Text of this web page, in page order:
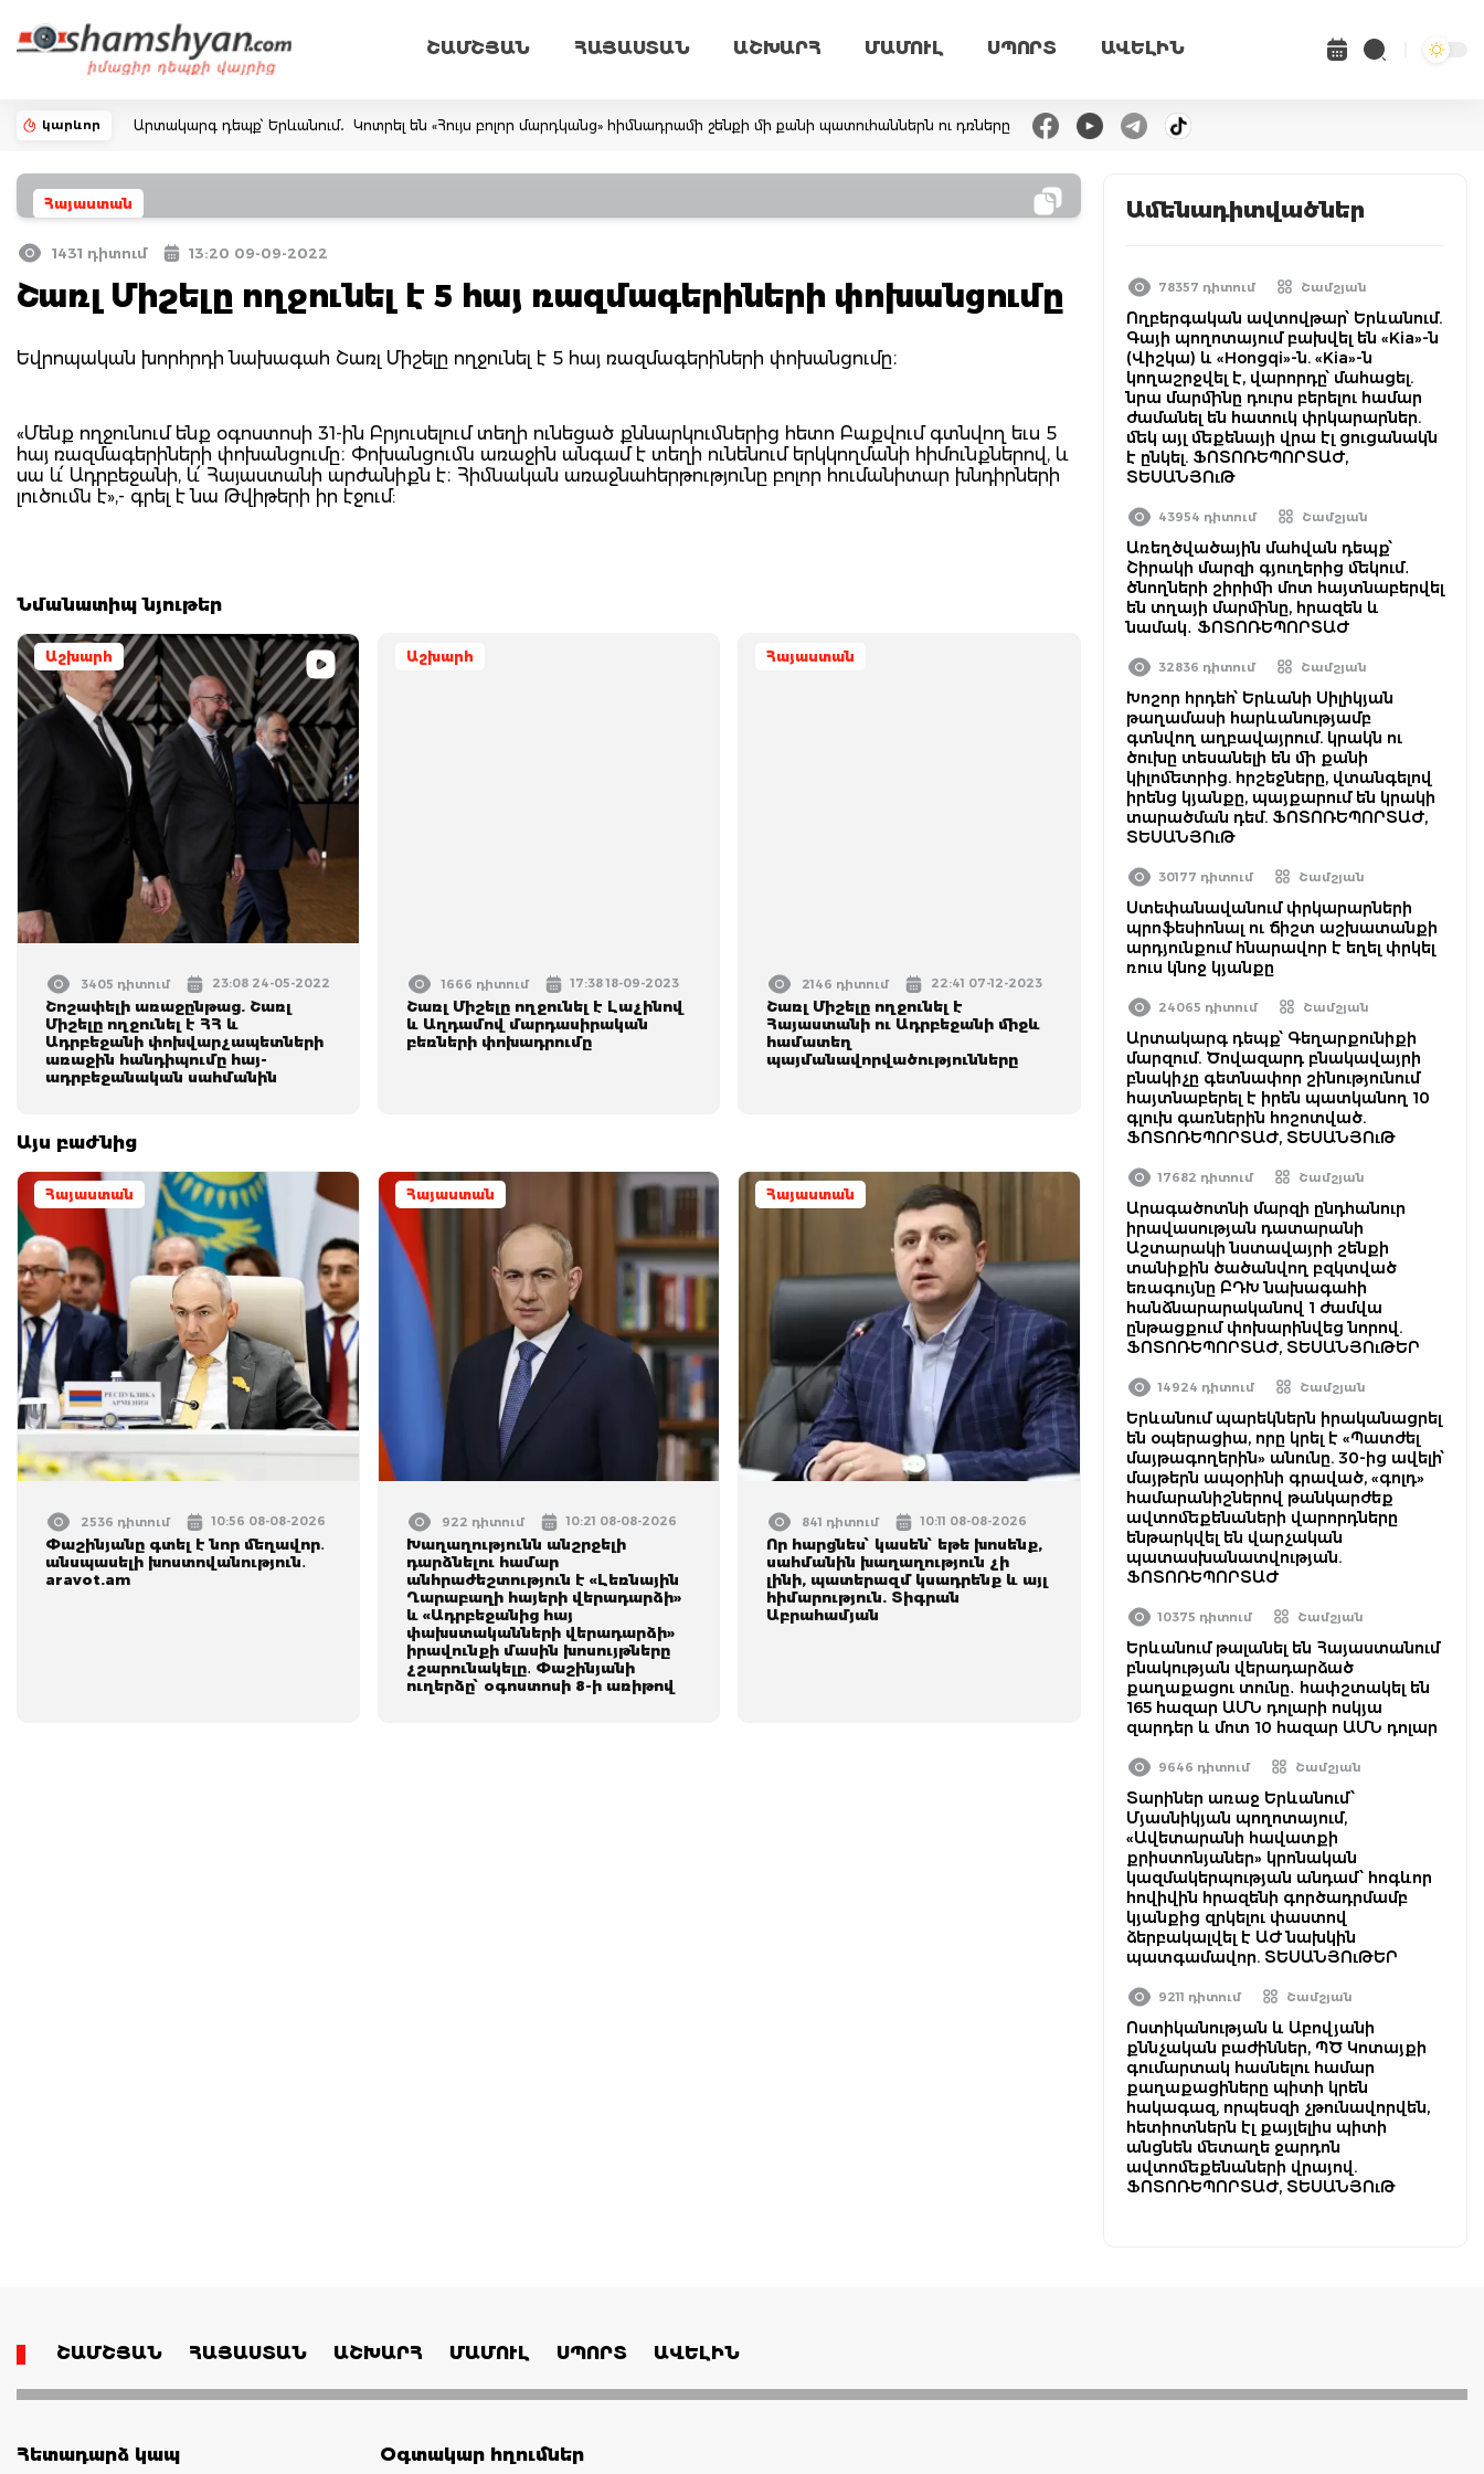
ՇԱՄՇՅԱՆ ՀԱՅԱՍՏԱՆ ԱՇԽԱՐՀ ՄԱՄՈՒԼ ՍՊՈՐՏ ԱՎԵԼԻՆ
կարևոր Արտակարգ դեպք՝ Երևանում․ Կոտրել են «Հույս բոլոր մարդկանց» հիմնադրամի շենքի մի քանի պատուհաններն ու դռները
Հայաստան
1431 դիտում 13:20 09-09-2022
Շառլ Միշելը ողջունել է 5 հայ ռազմագերիների փոխանցումը
Եվրոպական խորհրդի նախագահ Շառլ Միշելը ողջունել է 5 հայ ռազմագերիների փոխանցումը։
«Մենք ողջունում ենք օգոստոսի 31-ին Բրյուսելում տեղի ունեցած քննարկումներից հետո Բաքվում գտնվող եւս 5
հայ ռազմագերիների փոխանցումը։ Փոխանցումն առաջին անգամ է տեղի ունենում երկկողմանի հիմունքներով, և
սա և՛ Ադրբեջանի, և՛ Հայաստանի արժանիքն է։ Հիմնական առաջնահերթությունը բոլոր հումանիտար խնդիրների
լուծումն է»,- գրել է նա Թվիթերի իր էջում:
Նմանատիպ նյութեր
Աշխարհ
3405 դիտում 23:08 24-05-2022
Շոշափելի առաջընթաց. Շառլ
Միշելը ողջունել է ՀՀ և
Ադրբեջանի փոխվարչապետների
առաջին հանդիպումը հայ-
ադրբեջանական սահմանին
Աշխարհ
1666 դիտում 17:38 18-09-2023
Շառլ Միշելը ողջունել է Լաչինով
և Աղդամով մարդասիրական
բեռների փոխադրումը
Հայաստան
2146 դիտում 22:41 07-12-2023
Շառլ Միշելը ողջունել է
Հայաստանի ու Ադրբեջանի միջև
համատեղ
պայմանավորվածությունները
Այս բաժնից
Հայաստան
2536 դիտում 10:56 08-08-2026
Փաշինյանը գտել է նոր մեղավոր․
անսպասելի խոստովանություն․
aravot.am
Հայաստան
922 դիտում 10:21 08-08-2026
Խաղաղությունն անշրջելի
դարձնելու համար
անհրաժեշտություն է «Լեռնային
Ղարաբաղի հայերի վերադարձի»
և «Ադրբեջանից հայ
փախuտականների վերադարձի»
իրավունքի մասին խոսույթները
չշարունակելը․ Փաշինյանի
ուղերձը՝ օգոստոսի 8-ի առիթով
Հայաստան
841 դիտում 10:11 08-08-2026
Որ հարցնես՝ կասեն՝ եթե խոսենք,
սահմանին խաղաղություն չի
լինի, պատերազմ կuադրենք և այլ
հիմարnւթյուն. Տիգրան
Աբրահամյան
Ամենադիտվածներ
78357 դիտում Շամշյան
Ողբերգական ավտովթար՝ Երևանում.
Գայի պողոտայում բախվել են «Kia»-ն
(Վիշկա) և «Hongqi»-ն. «Kia»-ն
կողաշրջվել է, վարորդը՝ մահացել.
նրա մարմինը դուրս բերելու համար
ժամանել են հատուկ փրկարարներ.
մեկ այլ մեքենայի վրա էլ ցուցանակն
է ընկել. ՖՈՏՈՌԵՊՈՐՏԱԺ,
ՏԵՍԱՆՅՈւԹ
43954 դիտում Շամշյան
Առեղծվածային մահվան դեպք՝
Շիրակի մարզի գյուղերից մեկում․
ծնողների շիրիմի մոտ հայտնաբերվել
են տղայի մարմինը, հրազեն և
նամակ․ ՖՈՏՈՌԵՊՈՐՏԱԺ
32836 դիտում Շամշյան
Խոշոր հրդեհ՝ Երևանի Սիլիկյան
թաղամասի հարևանությամբ
գտնվող աղբավայրում. կրակն ու
ծուխը տեսանելի են մի քանի
կիլոմետրից. հրշեջները, վտանգելով
իրենց կյանքը, պայքարում են կրակի
տարածման դեմ. ՖՈՏՈՌԵՊՈՐՏԱԺ,
ՏԵՍԱՆՅՈւԹ
30177 դիտում Շամշյան
Ստեփանավանում փրկարարների
պրոֆեսիոնալ ու ճիշտ աշխատանքի
արդյունքում հնարավոր է եղել փրկել
ռուս կնոջ կյանքը
24065 դիտում Շամշյան
Արտակարգ դեպք՝ Գեղարքունիքի
մարզում. Ծովազարդ բնակավայրի
բնակիչը գետնափոր շինությունում
հայտնաբերել է իրեն պատկանող 10
գլուխ գառներին հոշոտված.
ՖՈՏՈՌԵՊՈՐՏԱԺ, ՏԵՍԱՆՅՈւԹ
17682 դիտում Շամշյան
Արագածոտնի մարզի ընդհանուր
իրավասության դատարանի
Աշտարակի նստավայրի շենքի
տանիքին ծածանվող բզկտված
եռագույնը ԲԴԽ նախագահի
հանձնարարականով 1 ժամվա
ընթացքում փոխարինվեց նորով.
ՖՈՏՈՌԵՊՈՐՏԱԺ, ՏԵՍԱՆՅՈւԹԵՐ
14924 դիտում Շամշյան
Երևանում պարեկներն իրականացրել
են օպերացիա, որը կրել է «Պատժել
մայթագողերին» անունը. 30-ից ավելի՝
մայթերն ապօրինի գրաված, «գոլդ»
համարանիշներով թանկարժեք
ավտոմեքենաների վարորդները
ենթարկվել են վարչական
պատասխանատվության.
ՖՈՏՈՌԵՊՈՐՏԱԺ
10375 դիտում Շամշյան
Երևանում թալանել են Հայաստանում
բնակության վերադարձած
քաղաքացու տունը․ հափշտակել են
165 հազար ԱՄՆ դոլարի ոսկյա
զարդեր և մոտ 10 հազար ԱՄՆ դոլար
9646 դիտում Շամշյան
Տարիներ առաջ Երևանում՝
Մյասնիկյան պողոտայում,
«Ավետարանի հավատքի
քրիստոնյաներ» կրոնական
կազմակերպության անդամ՝ հոգևոր
հովիվին հրազենի գործադրմամբ
կյանքից զրկելու փաստով
ձերբակալվել է ԱԺ նախկին
պատգամավոր. ՏԵՍԱՆՅՈւԹԵՐ
9211 դիտում Շամշյան
Ոստիկանության և Աբովյանի
քննչական բաժիններ, ՊԾ Կոտայքի
գումարտակ հասնելու համար
քաղաքացիները պիտի կրեն
հակագազ, որպեսզի չթունավորվեն,
հետիոտներն էլ քայլելիս պիտի
անցնեն մետաղե ջարդոն
ավտոմեքենաների վրայով.
ՖՈՏՈՌԵՊՈՐՏԱԺ, ՏԵՍԱՆՅՈւԹ
ՇԱՄՇՅԱՆ ՀԱՅԱՍՏԱՆ ԱՇԽԱՐՀ ՄԱՄՈՒԼ ՍՊՈՐՏ ԱՎԵԼԻՆ
Հետադարձ կապ Օգտակար հղումներ